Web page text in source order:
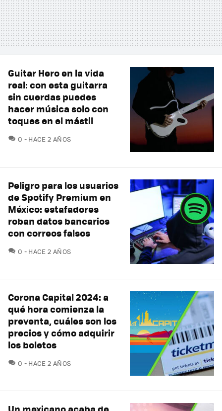
Guitar Hero en la vida
real: con esta guitarra
sin cuerdas puedes
hacer música solo con
toques en el mástil
0 COMENTARIOS
HACE 2 AÑOS
Peligro para los usuarios
de Spotify Premium en
México: estafadores
roban datos bancarios
con correos falsos
0 COMENTARIOS
HACE 2 AÑOS
Corona Capital 2024: a
qué hora comienza la
preventa, cuáles son los
precios y cómo adquirir
los boletos
0 COMENTARIOS
HACE 2 AÑOS